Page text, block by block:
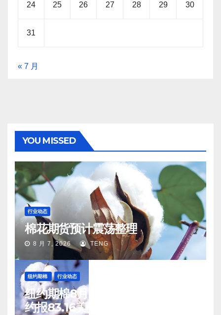
24 25 26 27 28 29 30
31
« 7 月
YOU MISSED
行业动态
棉花期货预计震荡整理
8 月 7, 2026 TENG
纽约期棉 行业动态
纽约期棉8月6日(周四)收涨12月合
约报83.16美分/磅